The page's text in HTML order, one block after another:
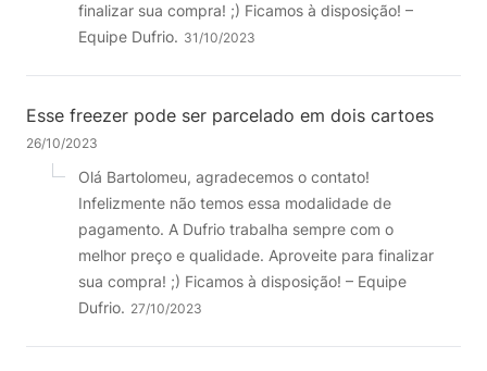
finalizar sua compra! ;) Ficamos à disposição! –
Equipe Dufrio. 31/10/2023
Esse freezer pode ser parcelado em dois cartoes
26/10/2023
Olá Bartolomeu, agradecemos o contato!
Infelizmente não temos essa modalidade de
pagamento. A Dufrio trabalha sempre com o
melhor preço e qualidade. Aproveite para finalizar
sua compra! ;) Ficamos à disposição! – Equipe
Dufrio. 27/10/2023